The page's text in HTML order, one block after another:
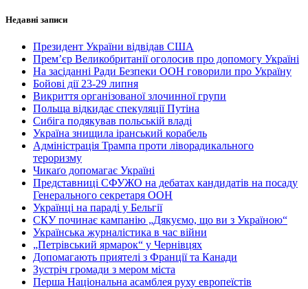
Недавні записи
Президент України відвідав США
Прем’єр Великобританії оголосив про допомогу Україні
На засіданні Ради Безпеки ООН говорили про Україну
Бойові дії 23-29 липня
Викриття організованої злочинної групи
Польща відкидає спекуляції Путіна
Сибіга подякував польській владі
Україна знищила іранський корабель
Адміністрація Трампа проти ліворадикального
тероризму
Чикаґо допомагає Україні
Представниці СФУЖО на дебатах кандидатів на посаду
Генерального секретаря ООН
Українці на параді у Бельгії
СКУ починає кампанію „Дякуємо, що ви з Україною“
Українська журналістика в час війни
„Петрівський ярмарок“ у Чернівцях
Допомагають приятелі з Франції та Канади
Зустріч громади з мером міста
Перша Національна асамблея руху европеїстів